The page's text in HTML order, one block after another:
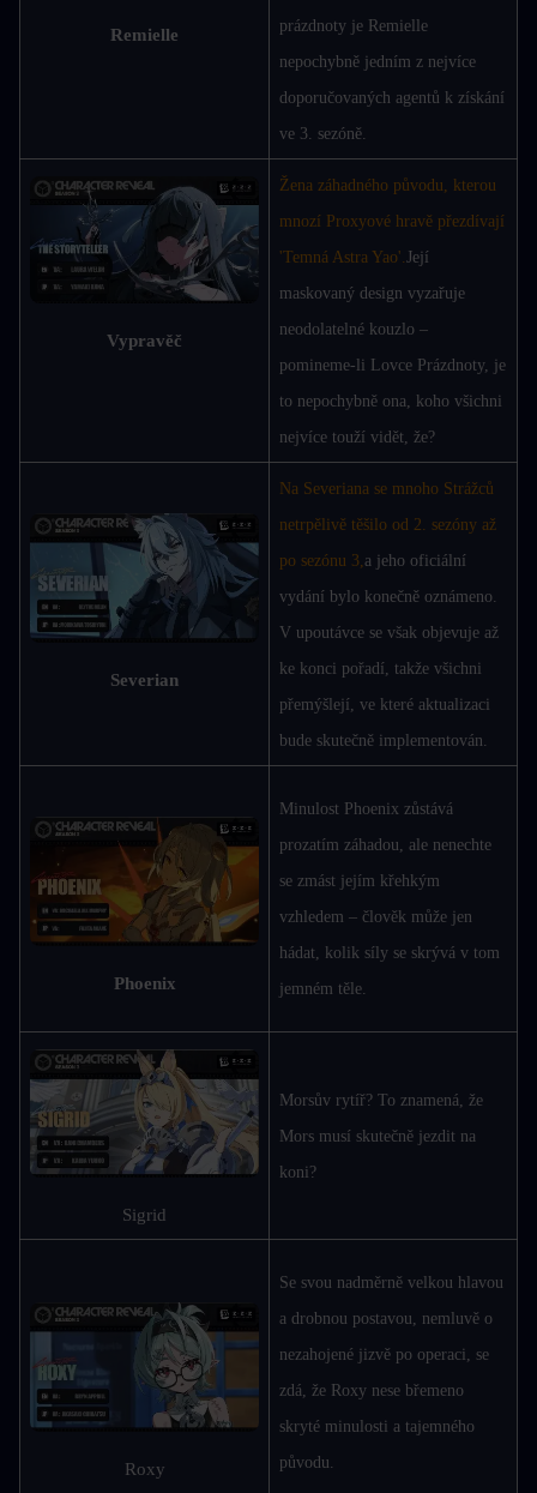
Remielle
prázdnoty je Remielle
nepochybně jedním z nejvíce
doporučovaných agentů k získání
ve 3. sezóně.
Vypravěč
Žena záhadného původu, kterou
mnozí Proxyové hravě přezdívají
'Temná Astra Yao'.Její
maskovaný design vyzařuje
neodolatelné kouzlo –
pomineme-li Lovce Prázdnoty, je
to nepochybně ona, koho všichni
nejvíce touží vidět, že?
Severian
Na Severiana se mnoho Strážců
netrpělivě těšilo od 2. sezóny až
po sezónu 3,a jeho oficiální
vydání bylo konečně oznámeno.
V upoutávce se však objevuje až
ke konci pořadí, takže všichni
přemýšlejí, ve které aktualizaci
bude skutečně implementován.
Phoenix
Minulost Phoenix zůstává
prozatím záhadou, ale nenechte
se zmást jejím křehkým
vzhledem – člověk může jen
hádat, kolik síly se skrývá v tom
jemném těle.
Sigrid
Morsův rytíř? To znamená, že
Mors musí skutečně jezdit na
koni?
Roxy
Se svou nadměrně velkou hlavou
a drobnou postavou, nemluvě o
nezahojené jizvě po operaci, se
zdá, že Roxy nese břemeno
skryté minulosti a tajemného
původu.